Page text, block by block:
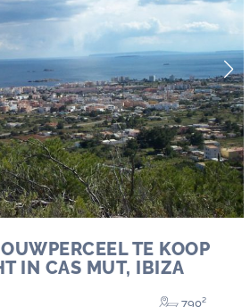
TE KOOP
IN CAS MUT, IBIZA
790²